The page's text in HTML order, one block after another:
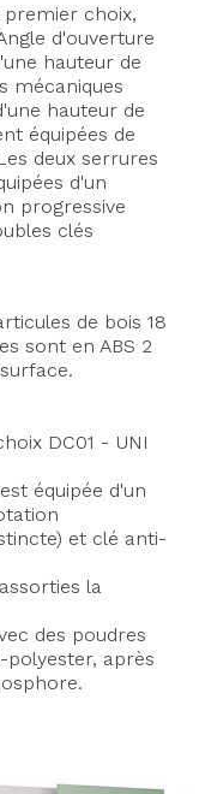
premier choix,
d'ouverture
hauteur de
mécaniques
hauteur de
équipées de
deux serrures
d'un
progressive
clés
de bois 18
sont en ABS 2
DC01 - UNI
équipée d'un
et clé anti-
la
des poudres
polyester, après